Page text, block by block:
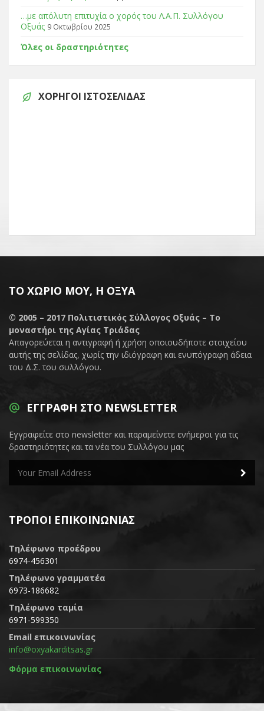
…με απόλυτη επιτυχία ο χορός του Λ.Α.Π. Συλλόγου
Οξυάς 9 Οκτωβρίου 2025
Όλες οι δραστηριότητες
ΧΟΡΗΓΟΊ ΙΣΤΟΣΕΛΊΔΑΣ
ΤΟ ΧΩΡΙΌ ΜΟΥ, Η ΟΞΥΆ
© 2005 – 2017 Πολιτιστικός Σύλλογος Οξυάς – Το
μοναστήρι της Αγίας Τριάδας
Απαγορεύεται η αντιγραφή ή χρήση οποιουδήποτε στοιχείου
αυτής της σελίδας, χωρίς την ιδιόγραφη και ενυπόγραφη άδεια
του Δ.Σ. του συλλόγου.
ΕΓΓΡΑΦΉ ΣΤΟ NEWSLETTER
Εγγραφείτε στο newsletter και παραμείνετε ενήμεροι για τις
δραστηριότητες και τα νέα του Συλλόγου μας
ΤΡΌΠΟΙ ΕΠΙΚΟΙΝΩΝΊΑΣ
Τηλέφωνο προέδρου
6974-456301
Τηλέφωνο γραμματέα
6973-186682
Τηλέφωνο ταμία
6971-599350
Email επικοινωνίας
info@oxyakarditsas.gr
Φόρμα επικοινωνίας